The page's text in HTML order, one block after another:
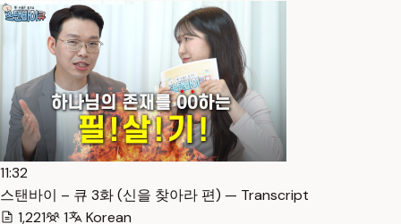
11:32
스탠바이 – 큐 3화 (신을 찾아라 편) — Transcript
1,221
1 Korean